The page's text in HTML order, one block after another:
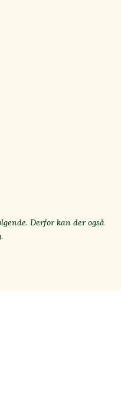
Derfor kan der også